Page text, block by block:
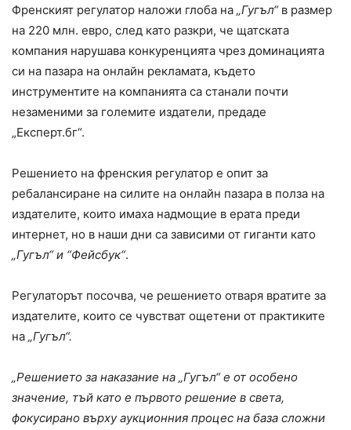
Френският регулатор наложи глоба на „Гугъл“в размер
на 220 млн. евро, след като разкри, че щатската
компания нарушава конкуренцията чрез доминацията
си на пазара на онлайн рекламата, където
инструментите на компанията са станали почти
незаменими за големите издатели, предаде
„Експерт.бг“.
Решението на френския регулатор е опит за
ребалансиране на силите на онлайн пазара в полза на
издателите, които имаха надмощие в ерата преди
интернет, но в наши дни са зависими от гиганти като
„Гугъл“ и “Фейсбук“.
Регулаторът посочва, че решението отваря вратите за
издателите, които се чувстват ощетени от практиките
на „Гугъл“.
„Решението за наказание на „Гугъл“ е от особено
значение, тъй като е първото решение в света,
фокусирано върху аукционния процес на база сложни